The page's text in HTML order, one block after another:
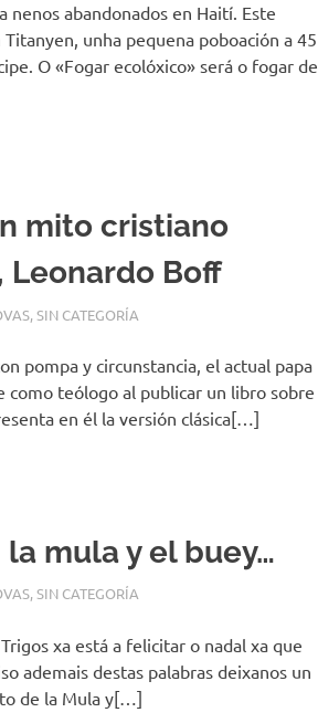
nenos abandonados en Haití. Este
unha pequena poboación a 45
O «Fogar ecolóxico» será o fogar de
mito cristiano
Leonardo Boff
,SIN CATEGORÍA
pompa y circunstancia, el actual papa
como teólogo al publicar un libro sobre
en él la versión clásica[…]
la mula y el buey…
,SIN CATEGORÍA
xa está a felicitar o nadal xa que
ademais destas palabras deixanos un
de la Mula y[…]